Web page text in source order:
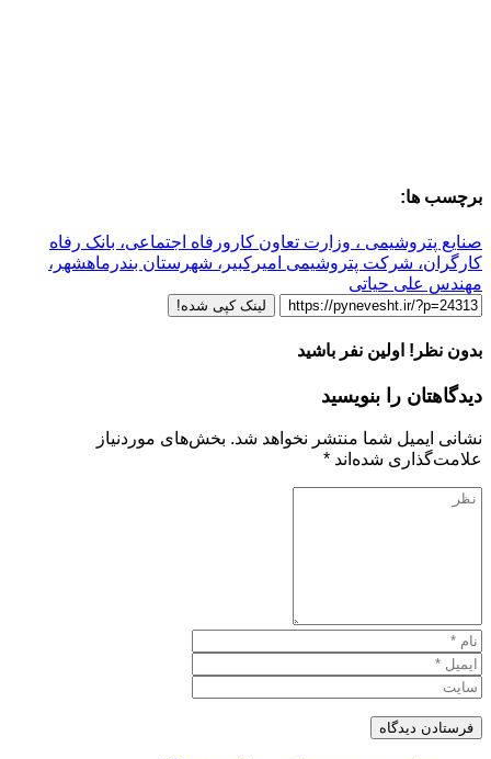
برچسب ها:
صنایع پتروشیمی ، وزارت تعاون کارورفاه اجتماعی، بانک رفاه
کارگران، شرکت پتروشیمی امیرکبیر، شهرستان بندرماهشهر،
مهندس علی حیاتی
لینک کپی شده!
بدون نظر! اولین نفر باشید
دیدگاهتان را بنویسید
نشانی ایمیل شما منتشر نخواهد شد. بخش‌های موردنیاز
علامت‌گذاری شده‌اند *